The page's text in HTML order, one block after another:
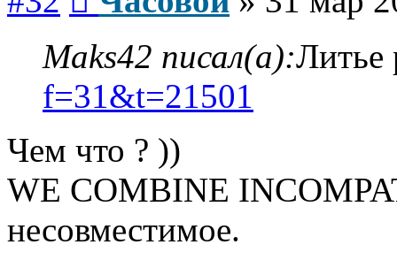
Maks42 писал(а):Литье
f=31&t=21501
Чем что ? ))
WE COMBINE
несовместимое.